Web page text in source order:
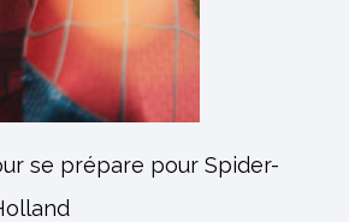
se prépare pour Spider-